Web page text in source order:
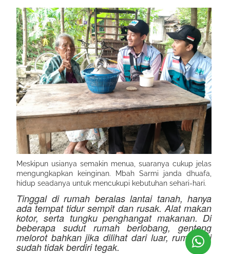
Meskipun usianya semakin menua, suaranya cukup jelas
mengungkapkan keinginan. Mbah Sarmi janda dhuafa,
hidup seadanya untuk mencukupi kebutuhan sehari-hari.
Tinggal di rumah beralas lantai tanah, hanya
ada tempat tidur sempit dan rusak. Alat makan
kotor, serta tungku penghangat makanan. Di
beberapa sudut rumah berlobang, genteng
melorot bahkan jika dilihat dari luar, rumah ini
sudah tidak berdiri tegak.